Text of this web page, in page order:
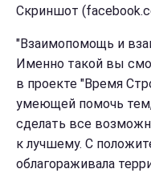
Скриншот
"Взаимопомощь и
Именно такой вы
в проекте "Время
умеющей помочь
сделать все
к лучшему. С
облагораживала